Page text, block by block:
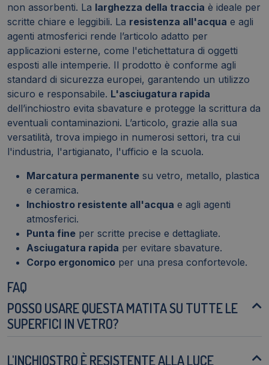
non assorbenti. La larghezza della traccia è ideale per
scritte chiare e leggibili. La resistenza all'acqua e agli
agenti atmosferici rende l’articolo adatto per
applicazioni esterne, come l'etichettatura di oggetti
esposti alle intemperie. Il prodotto è conforme agli
standard di sicurezza europei, garantendo un utilizzo
sicuro e responsabile. L'asciugatura rapida
dell’inchiostro evita sbavature e protegge la scrittura da
eventuali contaminazioni. L’articolo, grazie alla sua
versatilità, trova impiego in numerosi settori, tra cui
l'industria, l'artigianato, l'ufficio e la scuola.
Marcatura permanente su vetro, metallo, plastica
e ceramica.
Inchiostro resistente all'acqua e agli agenti
atmosferici.
Punta fine per scritte precise e dettagliate.
Asciugatura rapida per evitare sbavature.
Corpo ergonomico per una presa confortevole.
FAQ
POSSO USARE QUESTA MATITA SU TUTTE LE
SUPERFICI IN VETRO?
L'INCHIOSTRO È RESISTENTE ALLA LUCE